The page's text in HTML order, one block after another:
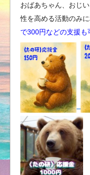
おばあちゃん、おじ
性を高める活動のみ
で300円などの支援も